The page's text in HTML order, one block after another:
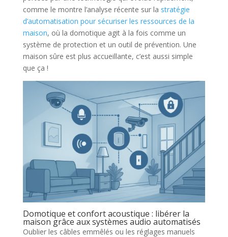
comme le montre l’analyse récente sur la stratégie
d’automatisation pour sécuriser les ressources de la
maison, où la domotique agit à la fois comme un
système de protection et un outil de prévention. Une
maison sûre est plus accueillante, c’est aussi simple
que ça !
Domotique et confort acoustique : libérer la
maison grâce aux systèmes audio automatisés
Oublier les câbles emmêlés ou les réglages manuels